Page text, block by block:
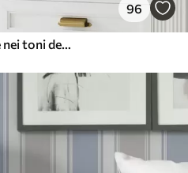
96
Versione con strisce ripetute nei toni del grigio-blu